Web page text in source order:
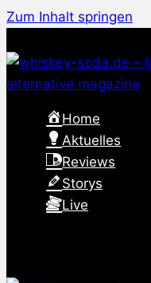
Zum Inhalt springen
Home
Aktuelles
Reviews
Storys
Live